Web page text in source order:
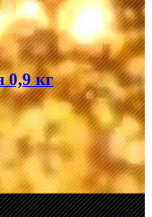
0,9 кг